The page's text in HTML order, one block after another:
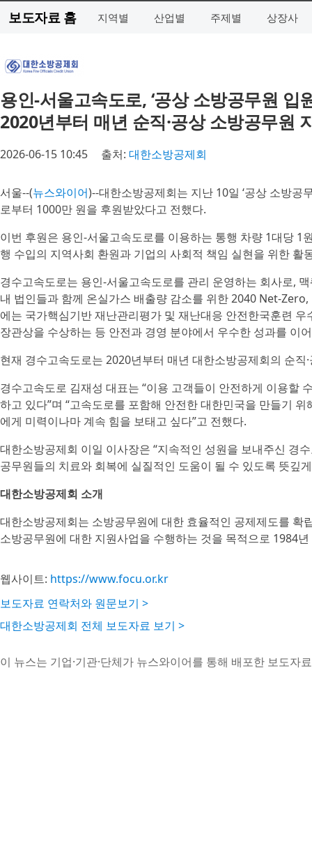
보도자료 홈 지역별 산업별 주제별 상장사
용인-서울고속도로, ‘공상 소방공무원 입
2020년부터 매년 순직·공상 소방공무원
2026-06-15 10:45 출처: 대한소방공제회
서울--(뉴스와이어)--대한소방공제회는 지난 10일 ‘공상 소방공
로부터 1000만 원을 후원받았다고 전했다.
이번 후원은 용인-서울고속도로를 이용하는 통행 차량 1대당 1
행 수입의 지역사회 환원과 기업의 사회적 책임 실현을 위한 활
경수고속도로는 용인-서울고속도로를 관리 운영하는 회사로,
내 법인들과 함께 온실가스 배출량 감소를 위한 2040 Net-
에는 국가핵심기반 재난관리평가 및 재난대응 안전한국훈련
장관상을 수상하는 등 안전과 경영 분야에서 우수한 성과를 이
현재 경수고속도로는 2020년부터 매년 대한소방공제회의 순
경수고속도로 김재성 대표는 “이용 고객들이 안전하게 이용할
하고 있다”며 “고속도로를 포함해 안전한 대한민국을 만들기
에게 미력이나마 계속 힘을 보태고 싶다”고 전했다.
대한소방공제회 이일 이사장은 “지속적인 성원을 보내주신 경
공무원들의 치료와 회복에 실질적인 도움이 될 수 있도록 뜻깊
대한소방공제회 소개
대한소방공제회는 소방공무원에 대한 효율적인 공제제도를 확
소방공무원에 대한 지원사업을 수행하는 것을 목적으로 1984
웹사이트: https://www.focu.or.kr
보도자료 연락처와 원문보기 >
대한소방공제회 전체 보도자료 보기 >
이 뉴스는 기업·기관·단체가 뉴스와이어를 통해 배포한 보도자